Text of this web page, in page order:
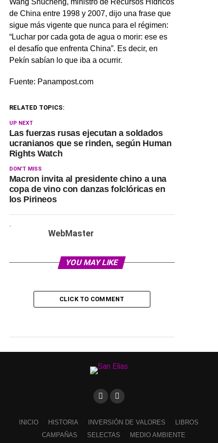
Wang Shucheng, ministro de Recursos Hídricos
de China entre 1998 y 2007, dijo una frase que
sigue más vigente que nunca para el régimen:
“Luchar por cada gota de agua o morir: ese es
el desafío que enfrenta China”. Es decir, en
Pekín sabían lo que iba a ocurrir.
Fuente: Panampost.com
RELATED TOPICS:
UP NEXT
Las fuerzas rusas ejecutan a soldados
ucranianos que se rinden, según Human
Rights Watch
DON'T MISS
Macron invita al presidente chino a una
copa de vino con danzas folclóricas en
los Pirineos
WebMaster
YOU MAY LIKE
CLICK TO COMMENT
INICIO HISTORIA INVERSIÓN DE VALORES
LIBROS
CAMPAÑAS
SELECTAS MEDIO AMBIENTE